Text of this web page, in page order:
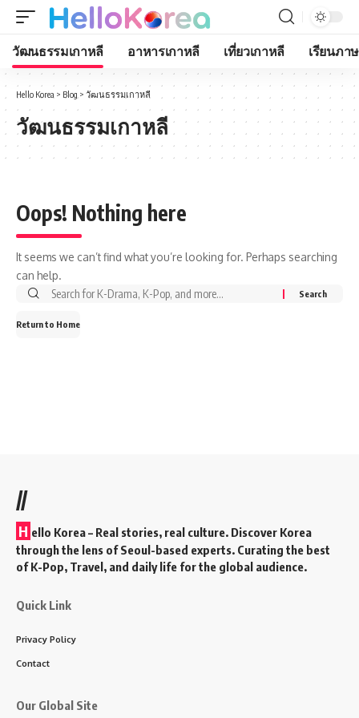
วัฒนธรรมเกาหลี อาหารเกาหลี เที่ยวเกาหลี เรียนภา
Hello Korea > Blog > วัฒนธรรมเกาหลี
วัฒนธรรมเกาหลี
Oops! Nothing here
It seems we can’t find what you’re looking for. Perhaps searching
can help.
Return to Home
//
H ello Korea– Real stories, real culture. Discover Korea
through the lens of Seoul-based experts. Curating the best
of K-Pop, Travel, and daily life for the global audience.
Quick Link
Privacy Policy
Contact
Our Global Site